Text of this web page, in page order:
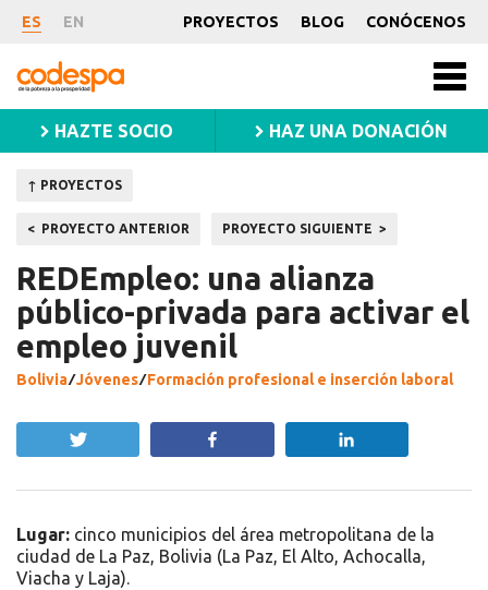
Proyecto
ES EN PROYECTOS BLOG CONÓCENOS
CODESPA
HAZTE SOCIO HAZ UNA DONACIÓN
↑ PROYECTOS
Navegación
de
entradas
PROYECTO ANTERIOR PROYECTO SIGUIENTE
REDEmpleo: una alianza
público-privada para activar el
empleo juvenil
Bolivia⁄Jóvenes⁄ Formación profesional e inserción laboral
Lugar: cinco municipios del área metropolitana de la
ciudad de La Paz, Bolivia (La Paz, El Alto, Achocalla,
Viacha y Laja).